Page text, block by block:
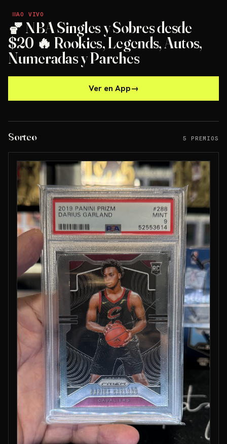
AO VIVO
AO VIVO
🏀 NBA Singles y Sobres desde
$20 🔥 Rookies, Legends, Autos,
Numeradas y Parches
Ver en App→
Sorteo 5 PREMIOS